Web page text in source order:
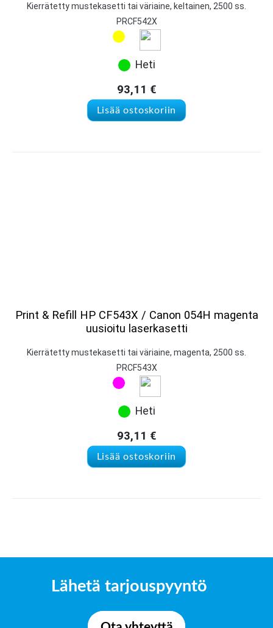
Kierrätetty mustekasetti tai väriaine, keltainen, 2500 ss.
PRCF542X
Heti
93,11 €
Lisää ostoskoriin
Print & Refill HP CF543X / Canon 054H magenta
uusioitu laserkasetti
Kierrätetty mustekasetti tai väriaine, magenta, 2500 ss.
PRCF543X
Heti
93,11 €
Lisää ostoskoriin
Lähetä tarjouspyyntö